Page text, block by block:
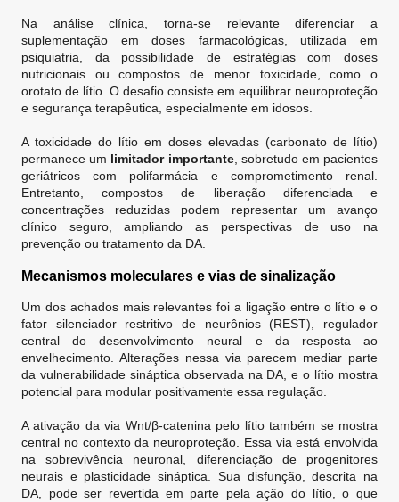
Na análise clínica, torna-se relevante diferenciar a
suplementação em doses farmacológicas, utilizada em
psiquiatria, da possibilidade de estratégias com doses
nutricionais ou compostos de menor toxicidade, como o
orotato de lítio. O desafio consiste em equilibrar neuroproteção
e segurança terapêutica, especialmente em idosos.
A toxicidade do lítio em doses elevadas (carbonato de lítio)
permanece um limitador importante, sobretudo em pacientes
geriátricos com polifarmácia e comprometimento renal.
Entretanto, compostos de liberação diferenciada e
concentrações reduzidas podem representar um avanço
clínico seguro, ampliando as perspectivas de uso na
prevenção ou tratamento da DA.
Mecanismos moleculares e vias de sinalização
Um dos achados mais relevantes foi a ligação entre o lítio e o
fator silenciador restritivo de neurônios (REST), regulador
central do desenvolvimento neural e da resposta ao
envelhecimento. Alterações nessa via parecem mediar parte
da vulnerabilidade sináptica observada na DA, e o lítio mostra
potencial para modular positivamente essa regulação.
A ativação da via Wnt/β-catenina pelo lítio também se mostra
central no contexto da neuroproteção. Essa via está envolvida
na sobrevivência neuronal, diferenciação de progenitores
neurais e plasticidade sináptica. Sua disfunção, descrita na
DA, pode ser revertida em parte pela ação do lítio, o que